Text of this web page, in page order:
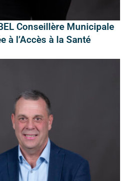
Conseillère Municipale
à l’Accès à la Santé